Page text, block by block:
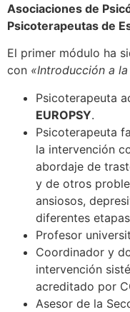
Asociaciones de
Psicoterapeutas de
El primer módulo ha
con «Introducción a
Psicoterapeuta
EUROPSY.
Psicoterapeuta
la intervención
abordaje de
y de otros
ansiosos,
diferentes
Profesor
Coordinador y
intervención
acreditado por
Asesor de la